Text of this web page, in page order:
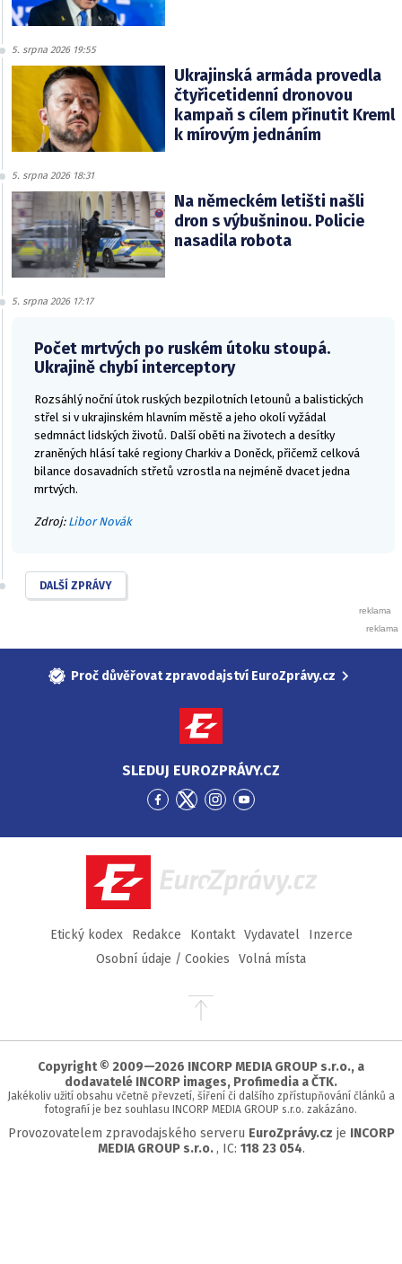
5. srpna 2026 19:55
Ukrajinská armáda provedla
čtyřicetidenní dronovou
kampaň s cílem přinutit Kreml
k mírovým jednáním
5. srpna 2026 18:31
Na německém letišti našli
dron s výbušninou. Policie
nasadila robota
5. srpna 2026 17:17
Počet mrtvých po ruském útoku stoupá.
Ukrajině chybí interceptory
Rozsáhlý noční útok ruských bezpilotních letounů a balistických
střel si v ukrajinském hlavním městě a jeho okolí vyžádal
sedmnáct lidských životů. Další oběti na životech a desítky
zraněných hlásí také regiony Charkiv a Doněck, přičemž celková
bilance dosavadních střetů vzrostla na nejméně dvacet jedna
mrtvých.
Zdroj: Libor Novák
DALŠÍ ZPRÁVY
Proč důvěřovat zpravodajství EuroZprávy.cz
SLEDUJ EUROZPRÁVY.CZ
Přejít
Facebook
Přejít
Twitter
Přejít
Instagram
Přejít
YouTube
EuroZprávy.cz
Etický kodex Redakce Kontakt Vydavatel
Inzerce
Osobní údaje / Cookies
Volná místa
Přejít
stránky
Copyright © 2009—2026 INCORP MEDIA GROUP s.r.o., a
dodavatelé INCORP images, Profimedia a ČTK.
Jakékoliv užití obsahu včetně převzetí, šíření či dalšího zpřístupňování článků a
fotografií je bez souhlasu INCORP MEDIA GROUP s.r.o. zakázáno.
Provozovatelem zpravodajského serveru EuroZprávy.cz je INCORP
MEDIA GROUP s.r.o. , IC: 118 23 054.